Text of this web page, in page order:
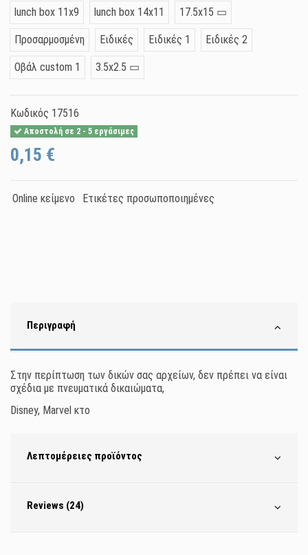
lunch box 11x9 lunch box 14x11 17.5x15 ▭
Προσαρμοσμένη Ειδικές Ειδικές 1 Ειδικές 2
Οβάλ custom 1 3.5x2.5 ▭
Κωδικός 17516
Αποστολή σε 2 - 5 εργάσιμες
0,15 €
Online κείμενο Ετικέτες προσωποποιημένες
Περιγραφή
Στην περίπτωση των δικών σας αρχείων, δεν πρέπει να είναι
σχέδια με πνευματικά δικαιώματα,
Disney, Marvel κτο
Λεπτομέρειες προϊόντος
Reviews (24)